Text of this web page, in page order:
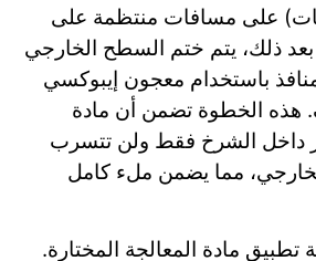
على مسافات منتظمة على
ذلك، يتم ختم السطح الخارجي
باستخدام معجون إيبوكسي
هذه الخطوة تضمن أن مادة
داخل الشرخ فقط ولن تتسرب
مما يضمن ملء كامل
تطبيق مادة المعالجة المختارة.